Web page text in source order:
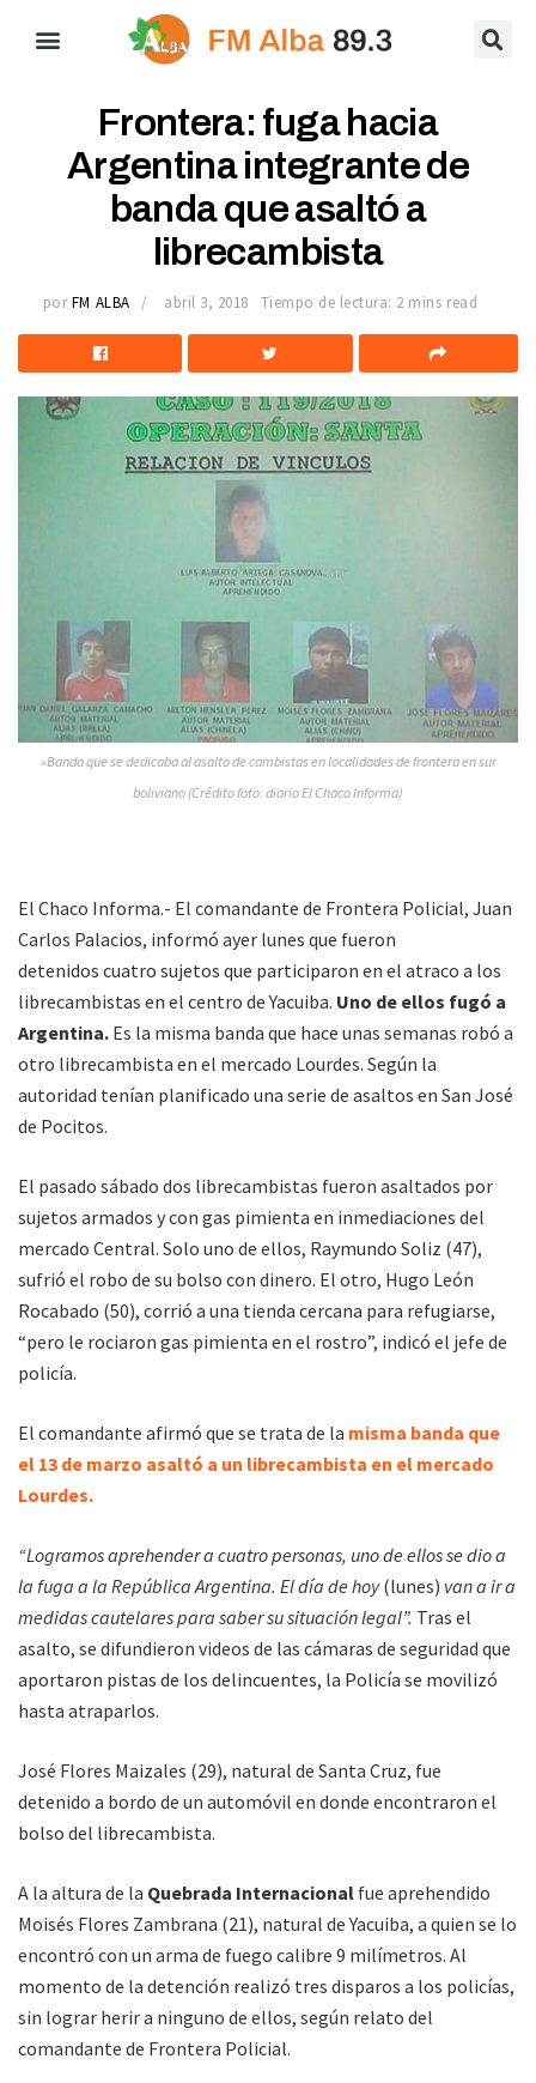
Frontera: fuga hacia
Argentina integrante de
banda que asaltó a
librecambista
por FM ALBA abril 3, 2018 Tiempo de lectura: 2 mins read
»Banda que se dedicaba al asalto de cambistas en localidades de frontera en sur
boliviano (Crédito foto: diario El Chaco Informa)
El Chaco Informa.- El comandante de Frontera Policial, Juan
Carlos Palacios, informó ayer lunes que fueron
detenidos cuatro sujetos que participaron en el atraco a los
librecambistas en el centro de Yacuiba. Uno de ellos fugó a
Argentina. Es la misma banda que hace unas semanas robó a
otro librecambista en el mercado Lourdes. Según la
autoridad tenían planificado una serie de asaltos en San José
de Pocitos.
El pasado sábado dos librecambistas fueron asaltados por
sujetos armados y con gas pimienta en inmediaciones del
mercado Central. Solo uno de ellos, Raymundo Soliz (47),
sufrió el robo de su bolso con dinero. El otro, Hugo León
Rocabado (50), corrió a una tienda cercana para refugiarse,
“pero le rociaron gas pimienta en el rostro”, indicó el jefe de
policía.
El comandante afirmó que se trata de la misma banda que
el 13 de marzo asaltó a un librecambista en el mercado
Lourdes.
“Logramos aprehender a cuatro personas, uno de ellos se dio a
la fuga a la República Argentina. El día de hoy(lunes) van a ir a
medidas cautelares para saber su situación legal”. Tras el
asalto, se difundieron videos de las cámaras de seguridad que
aportaron pistas de los delincuentes, la Policía se movilizó
hasta atraparlos.
José Flores Maizales (29), natural de Santa Cruz, fue
detenido a bordo de un automóvil en donde encontraron el
bolso del librecambista.
A la altura de la Quebrada Internacional fue aprehendido
Moisés Flores Zambrana (21), natural de Yacuiba, a quien se lo
encontró con un arma de fuego calibre 9 milímetros. Al
momento de la detención realizó tres disparos a los policías,
sin lograr herir a ninguno de ellos, según relato del
comandante de Frontera Policial.